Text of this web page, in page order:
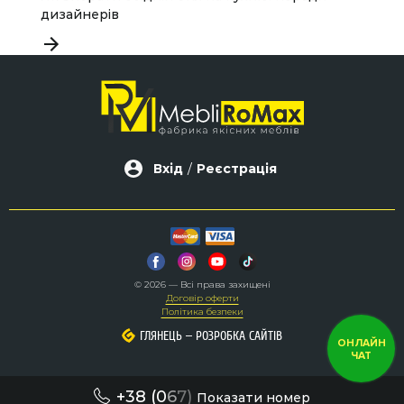
+38 (067) Показати номер
дизайнерів
Вхід / Реєстрація
© 2026 — Всі права захищені
Договір оферти
Політика безпеки
ГЛЯНЕЦЬ – РОЗРОБКА САЙТІВ
ГЛЯНЕЦЬ – РОЗРОБКА САЙТІВ
ОНЛАЙН
ЧАТ